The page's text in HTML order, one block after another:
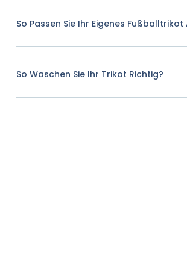
So Passen Sie Ihr Eigenes Fußballtrikot
So Waschen Sie Ihr Trikot Richtig?